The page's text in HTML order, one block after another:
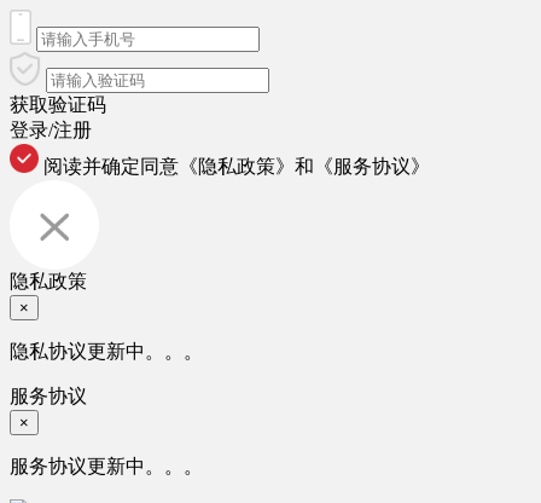
获取验证码
登录/注册
阅读并确定同意 《隐私政策》 和 《服务协议》
隐私政策
×
隐私协议更新中。。。
服务协议
×
服务协议更新中。。。